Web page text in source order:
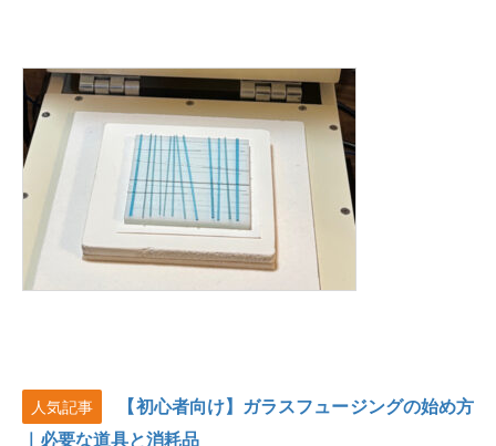
人気記事
【初心者向け】ガラスフュージングの始め方
｜必要な道具と消耗品